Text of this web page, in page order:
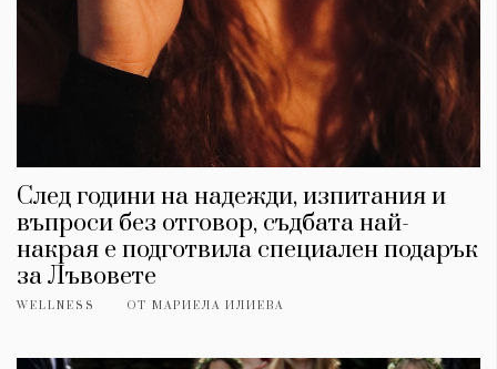
След години на надежди, изпитания и
въпроси без отговор, съдбата най-
накрая е подготвила специален подарък
за Лъвовете
WELLNESS ОТ МАРИЕЛА ИЛИЕВА